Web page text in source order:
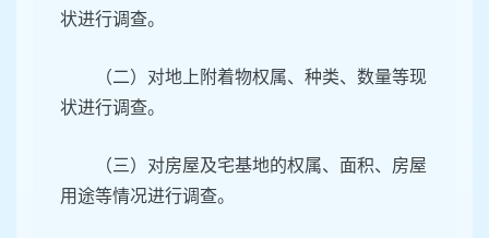
状进行调查。
（二）对地上附着物权属、种类、数量等现
状进行调查。
（三）对房屋及宅基地的权属、面积、房屋
用途等情况进行调查。